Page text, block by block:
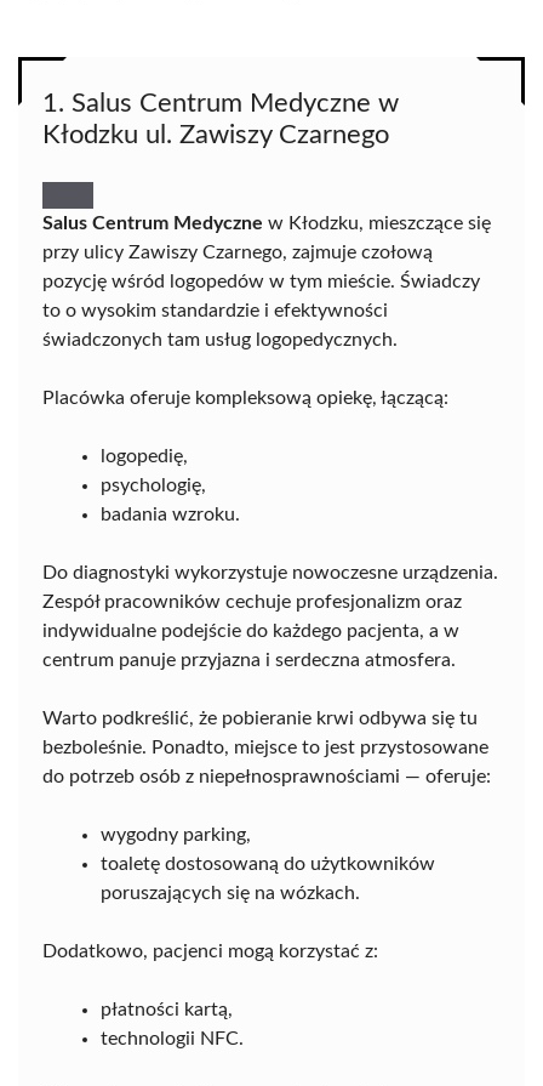
1. Salus Centrum Medyczne w
Kłodzku ul. Zawiszy Czarnego
Salus Centrum Medyczne w Kłodzku, mieszczące się
przy ulicy Zawiszy Czarnego, zajmuje czołową
pozycję wśród logopedów w tym mieście. Świadczy
to o wysokim standardzie i efektywności
świadczonych tam usług logopedycznych.
Placówka oferuje kompleksową opiekę, łączącą:
logopedię,
psychologię,
badania wzroku.
Do diagnostyki wykorzystuje nowoczesne urządzenia.
Zespół pracowników cechuje profesjonalizm oraz
indywidualne podejście do każdego pacjenta, a w
centrum panuje przyjazna i serdeczna atmosfera.
Warto podkreślić, że pobieranie krwi odbywa się tu
bezboleśnie. Ponadto, miejsce to jest przystosowane
do potrzeb osób z niepełnosprawnościami — oferuje:
wygodny parking,
toaletę dostosowaną do użytkowników
poruszających się na wózkach.
Dodatkowo, pacjenci mogą korzystać z:
płatności kartą,
technologii NFC.